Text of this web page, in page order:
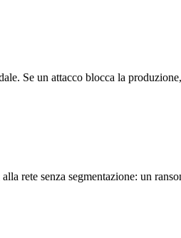
Se un attacco blocca la
rete senza segmentazione: un